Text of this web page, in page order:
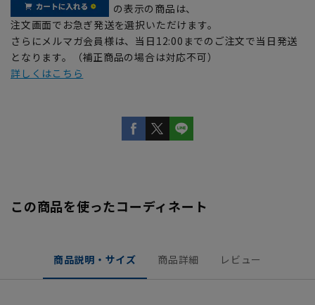
の表示の商品は、
注文画面でお急ぎ発送を選択いただけます。
さらにメルマガ会員様は、当日12:00までのご注文で当日発送
となります。（補正商品の場合は対応不可）
詳しくはこちら
この商品を使ったコーディネート
商品説明・サイズ 商品詳細 レビュー